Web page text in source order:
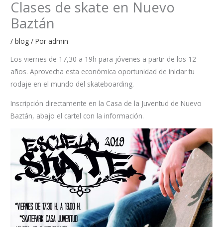
Clases de skate en Nuevo
Baztán
/blog / Por admin
Los viernes de 17,30 a 19h para jóvenes a partir de los 12
años. Aprovecha esta económica oportunidad de iniciar tu
rodaje en el mundo del skateboarding.
Inscripción directamente en la Casa de la Juventud de Nuevo
Baztán, abajo el cartel con la información.